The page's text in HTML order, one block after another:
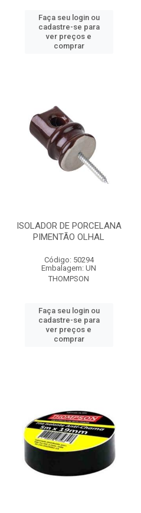
Faça seu login ou
cadastre-se para
ver preços e
comprar
ISOLADOR DE PORCELANA
PIMENTÃO OLHAL
Código: 50294
Embalagem: UN
THOMPSON
Faça seu login ou
cadastre-se para
ver preços e
comprar